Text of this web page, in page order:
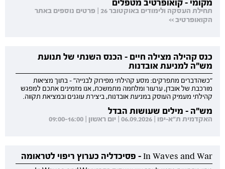
מקומי - קואופרטיב מטפלים
תחילת העסקה ולימודים באוקטובר 26 | פרטים נוספים באתר
הקואופרטיב >>
כנס קהילה מצילה חיים - הכנס השנתי של תנועת
מש"ה למניעת אובדנות
"כשהדברים מתפרקים: מסע קהילתי מפירוק לבנייה" - בתוך מציאות
מורכבת של אובדן, ערעור ומלחמה מתמשכת, אנו מזמינים אתכם למפגש
קהילתי מעמיק העוסק במניעת אובדנות, ביצירת עוגנים ובמציאת תקווה.
מש"ה - מילים שעושות הבדל
האקדמית ת"א-יפו | 06.09.2026 | יום ראשון | 09:00-16:00
In Waves and War - פסיכדליה כערוץ ריפוי לטראומה